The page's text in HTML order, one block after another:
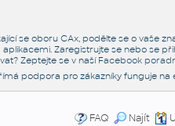
se oboru CAx, podělte se o vaše
aplikacemi. Zaregistrujte se nebo se
Zeptejte se v naší Facebook
podpora pro zákazníky funguje na
FAQ
Najít